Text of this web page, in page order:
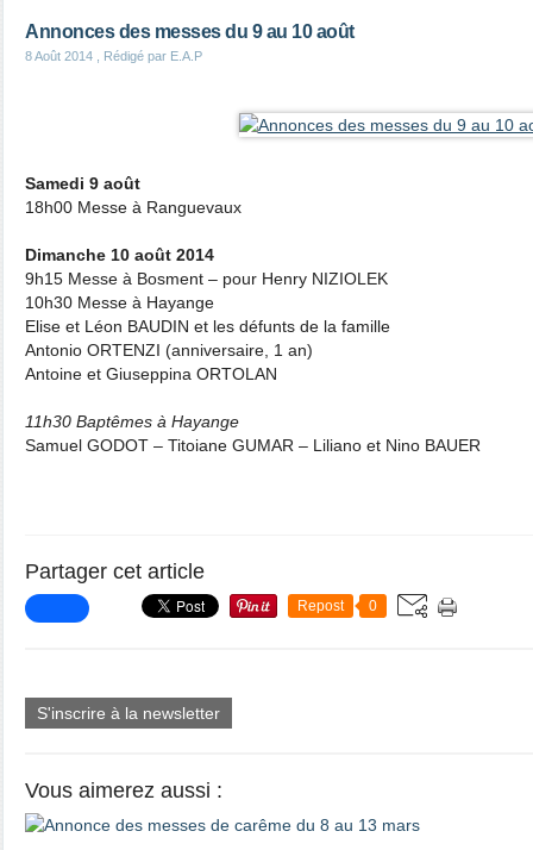
Annonces des messes du 9 au 10 août
8 Août 2014 , Rédigé par E.A.P
Samedi 9 août
18h00 Messe à Ranguevaux
Dimanche 10 août 2014
9h15 Messe à Bosment – pour Henry NIZIOLEK
10h30 Messe à Hayange
Elise et Léon BAUDIN et les défunts de la famille
Antonio ORTENZI (anniversaire, 1 an)
Antoine et Giuseppina ORTOLAN
11h30 Baptêmes à Hayange
Samuel GODOT – Titoiane GUMAR – Liliano et Nino BAUER
Partager cet article
Repost 0
S'inscrire à la newsletter
Vous aimerez aussi :